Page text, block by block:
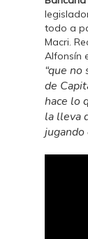
todo a
Macri.
Alfonsín
“que
de
hace lo
la lleva
jugando